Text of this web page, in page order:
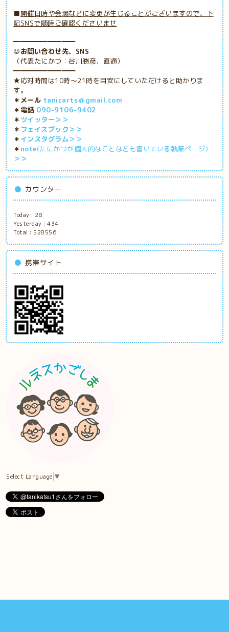
■開催日時や会場などに変更が生じることがございますので、下
記SNSで随時ご確認くださいませ
━━━━━━━━━
◎お問い合わせ先、SNS
（代表たにかつ：谷川勝彦、直通）
━━━━━━━━━
★応対時間は10時～21時を目安にしていただけると助かりま
す。
＊メール tanicarts＠gmail.com
＊電話 090-9106-9402
＊ ツイッター＞＞
＊ フェイスブック＞＞
＊ インスタグラム＞＞
＊ note(たにかつが個人的なことなども書いている執筆ページ）
＞＞
カウンター
Today : 28
Yesterday :434
Total : 528556
携帯サイト
Select Language ▼